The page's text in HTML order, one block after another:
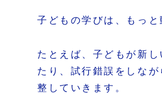
子どもの学びは、もっ
たとえば、子どもが新
たり、試行錯誤をしな
整していきます。